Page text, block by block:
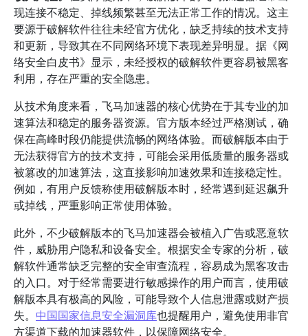
现连接不稳定、掉线频繁甚至无法正常工作的情况。这主
要源于破解软件往往未经官方优化，缺乏持续的技术支持
和更新，导致其在不同网络环境下表现差异明显。据《网
络安全白皮书》显示，未经授权的破解软件更容易被黑客
利用，存在严重的安全隐患。
从技术角度来看，飞马加速器的核心优势在于其专业的加
速算法和稳定的服务器资源。官方版本经过严格测试，确
保在高峰时段仍能提供流畅的网络体验。而破解版本由于
无法获得官方的技术支持，可能会采用低质量的服务器或
被篡改的加速算法，这直接影响加速效果和连接稳定性。
例如，有用户反馈称使用破解版本时，经常遇到延迟飙升
或掉线，严重影响正常使用体验。
此外，不少破解版本的飞马加速器会被植入广告或恶意软
件，威胁用户隐私和设备安全。根据安全专家的分析，破
解软件通常缺乏完整的安全审查流程，容易成为黑客攻击
的入口。对于经常需要进行敏感操作的用户而言，使用破
解版本具有极高的风险，可能导致个人信息泄露或财产损
失。 中国国家信息安全漏洞库也提醒用户，避免使用非官
方渠道下载的加速器软件，以保障网络安全。